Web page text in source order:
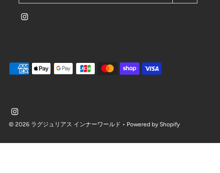
© 2026 ラグジュリアス インナーワールド • Powered by Shopify